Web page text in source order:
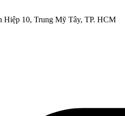
Hiệp 10, Trung Mỹ Tây, TP. HCM